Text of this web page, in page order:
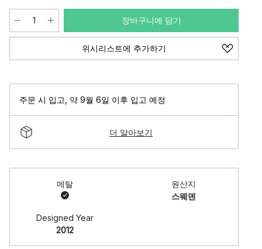
장바구니에 담기
위시리스트에 추가하기
주문 시 입고 약 9월 6일 이후 입고 예정
더 알아보기
메탈
원산지
스웨덴
Designed Year
2012